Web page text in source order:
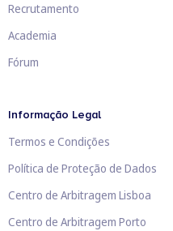
Recrutamento
Academia
Fórum
Informação Legal
Termos e Condições
Política de Proteção de Dados
Centro de Arbitragem Lisboa
Centro de Arbitragem Porto